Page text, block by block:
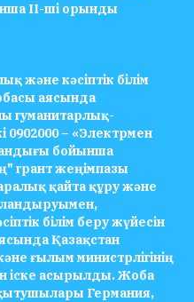
ІІ-ші орынды
және кәсіптік білім
аясында
гуманитарлық-
– «Электрмен
бойынша
грант жеңімпазы
қайта құру және
білім беру жүйесін
Қазақстан
ғылым министрлігінің
іске асырылды. Жоба
Германия,